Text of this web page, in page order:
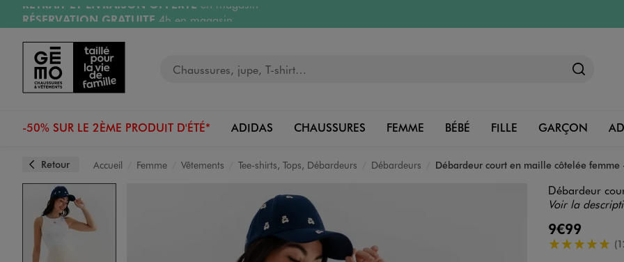
Aller au contenu principal
Aller à la navigation
RÉSERVATION GRATUITE 4h en magasin
Retours OFFERTSpendant 30 jours
LIVRAISON OFFERTE
-50% SUR LE 2ÈME PRODUIT D'ÉTÉ* ADIDAS CHAUSSURES FEMME BÉBÉ FILLE GARÇON
Retour Accueil Femme Vêtements Tee-shirts, Tops, Débardeurs Débardeurs Débardeur court en maille côtelée femme
Débardeur
Voir la
9€99
5/5 de